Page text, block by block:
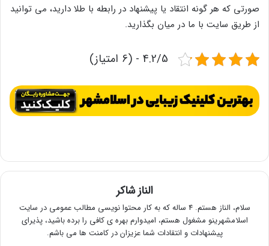
صورتی که هر گونه انتقاد یا پیشنهاد در رابطه با طلا دارید، می توانید
از طریق سایت با ما در میان بگذارید.
4.2/5 - (6 امتیاز)
الناز شاکر
سلام، الناز هستم. 4 ساله که به کار محتوا نویسی مطالب عمومی در سایت
اسلامشهرینو مشغول هستم، امیدوارم بهره ی کافی را برده باشید، پذیرای
پیشنهادات و انتقادات شما عزیزان در کامنت ها می باشم.